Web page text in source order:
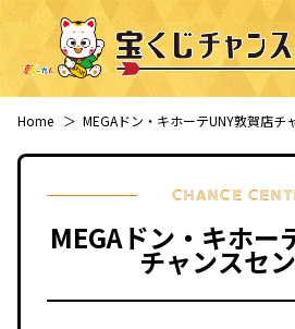
Home ＞ MEGAドン・キホーテUNY敦賀店チ
CHANCE
MEGAドン・キホー
チャンスセ